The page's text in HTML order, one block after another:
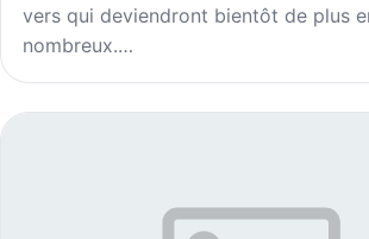
vers qui deviendront bientôt de plus
nombreux.…